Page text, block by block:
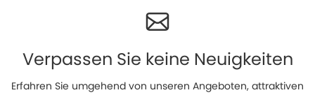
Verpassen Sie keine Neuigkeiten
Erfahren Sie umgehend von unseren Angeboten, attraktiven